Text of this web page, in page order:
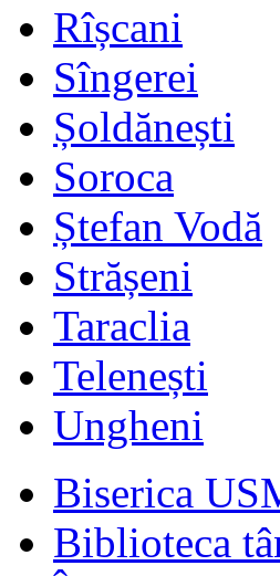
Rîșcani
Sîngerei
Șoldănești
Soroca
Ștefan Vodă
Strășeni
Taraclia
Telenești
Ungheni
Biserica
Biblioteca